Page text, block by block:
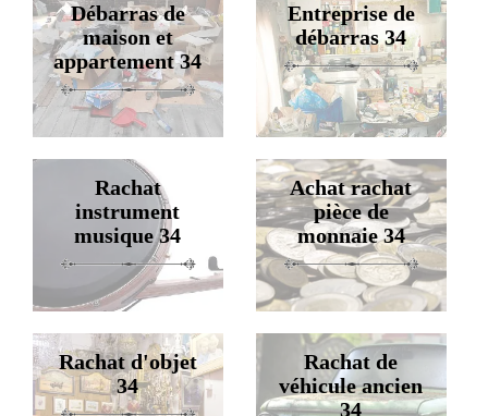
Débarras de
maison et
appartement 34
Entreprise de
débarras 34
Rachat
instrument
musique 34
Achat rachat
pièce de
monnaie 34
Rachat d'objet
34
Rachat de
véhicule ancien
34